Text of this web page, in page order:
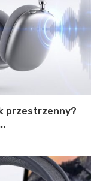
przestrzenny?